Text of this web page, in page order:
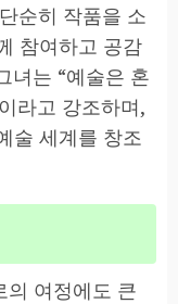
순히 작품을 소
참여하고 공감
녀는 “예술은 혼
라고 강조하며,
술 세계를 창조
의 여정에도 큰